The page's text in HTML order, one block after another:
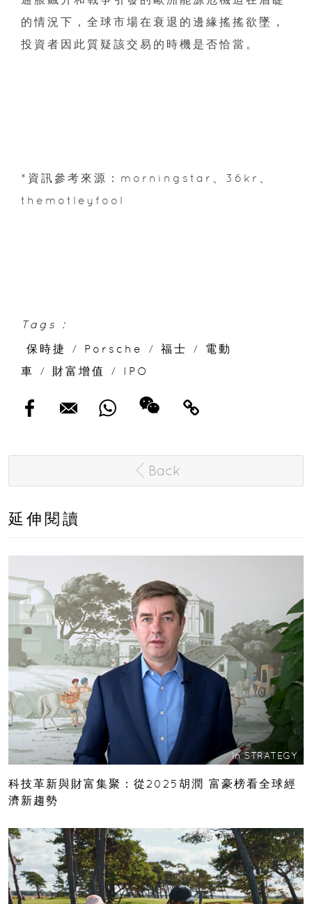
的情況下，全球市場在衰退的邊緣搖搖欲墜，
投資者因此質疑該交易的時機是否恰當。
*資訊參考來源：morningstar、36kr、
themotleyfool
Tags :
保時捷
/ Porsche / 福士 /
電動
車
/ 財富增值 / IPO
Back
延伸閱讀
In STRATEGY
科技革新與財富集聚：從2025胡潤 富豪榜看全球經
濟新趨勢